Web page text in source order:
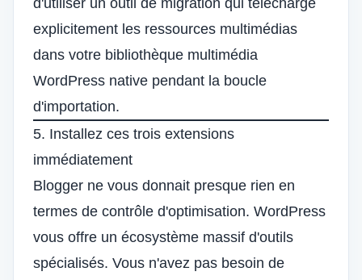
d'utiliser un outil de migration qui télécharge
explicitement les ressources multimédias
dans votre bibliothèque multimédia
WordPress native pendant la boucle
d'importation.
5. Installez ces trois extensions
immédiatement
Blogger ne vous donnait presque rien en
termes de contrôle d'optimisation. WordPress
vous offre un écosystème massif d'outils
spécialisés. Vous n'avez pas besoin de